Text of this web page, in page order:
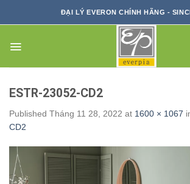
ĐẠI LÝ EVERON CHÍNH HÃNG -
ESTR-23052-CD2
Published Tháng 11 28, 2022 at 1600 × 1067
CD2